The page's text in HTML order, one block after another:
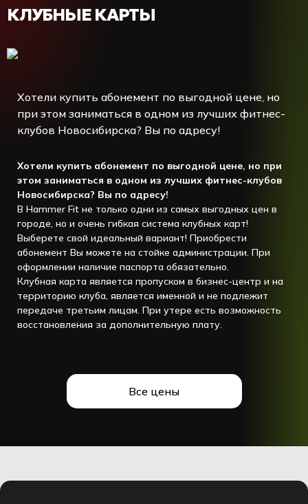
КЛУБНЫЕ КАРТЫ
Хотели купить абонемент по выгодной цене, но
при этом заниматься в одном из лучших фитнес-
клубов Новосибирска? Вы по адресу!
Хотели купить абонемент по выгодной цене, но при
этом заниматься в одном из лучших фитнес-клубов
Новосибирска? Вы по адресу!
В Hammer Fit не только одни из самых выгодных цен в
городе, но и очень гибкая система клубных карт!
Выберете свой идеальный вариант! Приобрести
абонемент Вы можете на стойке администрации. При
оформлении наличие паспорта обязательно.
Клубная карта является пропуском в бизнес-центр и на
территорию клуба, является именной и не подлежит
передаче третьим лицам. При утере есть возможность
восстановления за дополнительную плату.
Все цены